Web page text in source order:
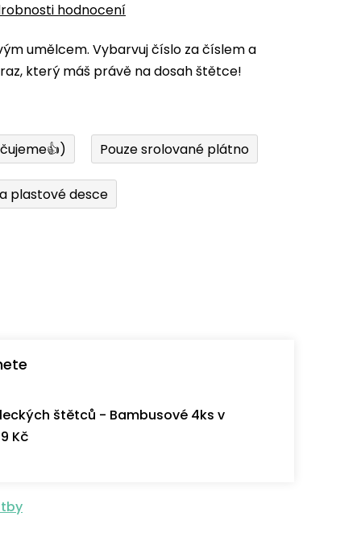
hodnocení
umělcem. Vybarvuj číslo za číslem a
který máš právě na dosah štětce!
Pouze srolované plátno
plastové desce
štětců - Bambusové 4ks v
Kč